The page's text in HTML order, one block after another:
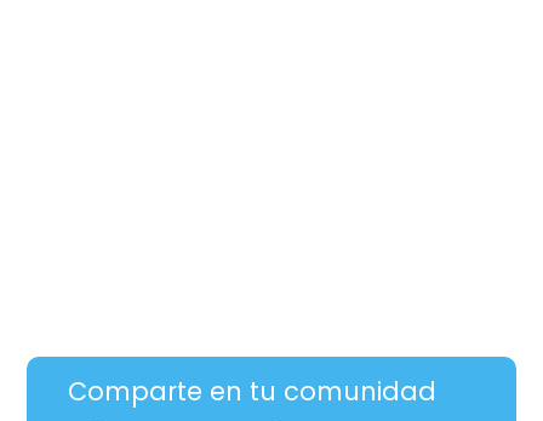
Comparte en tu comunidad